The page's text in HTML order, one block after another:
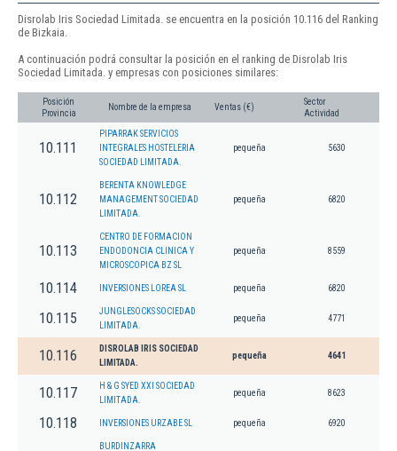
Disrolab Iris Sociedad Limitada. se encuentra en la posición 10.116 del Ranking
de Bizkaia.
A continuación podrá consultar la posición en el ranking de Disrolab Iris
Sociedad Limitada. y empresas con posiciones similares:
Posición
Provincia
Nombre de la empresa Ventas (€)
Sector
Actividad
10.111
PIPARRAK SERVICIOS
INTEGRALES HOSTELERIA
SOCIEDAD LIMITADA.
pequeña 5630
10.112
BERENTA KNOWLEDGE
MANAGEMENT SOCIEDAD
LIMITADA.
pequeña 6820
10.113
CENTRO DE FORMACION
ENDODONCIA CLINICA Y
MICROSCOPICA BZ SL
pequeña 8559
10.114 INVERSIONES LOREA SL pequeña 6820
10.115
JUNGLESOCKS SOCIEDAD
LIMITADA.
pequeña 4771
10.116
DISROLAB IRIS SOCIEDAD
LIMITADA.
pequeña 4641
10.117
H & G SYED XXI SOCIEDAD
LIMITADA.
pequeña 8623
10.118 INVERSIONES URZABE SL pequeña 6920
BURDINZARRA